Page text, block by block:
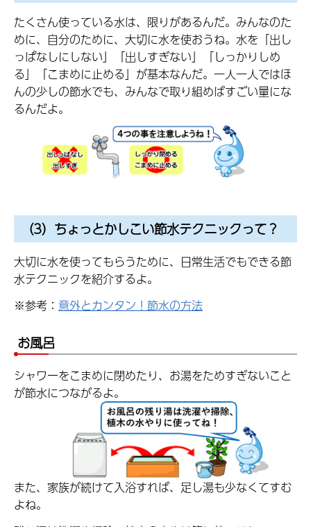
たくさん使っている水は、限りがあるんだ。みんなのた
めに、自分のために、大切に水を使おうね。水を「出し
っぱなしにしない」「出しすぎない」「しっかりしめ
る」「こまめに止める」が基本なんだ。一人一人ではほ
んの少しの節水でも、みんなで取り組めばすごい量にな
るんだよ。
（3）ちょっとかしこい節水テクニックって？
大切に水を使ってもらうために、日常生活でもできる節
水テクニックを紹介するよ。
※参考： 意外とカンタン！節水の方法
お風呂
シャワーをこまめに閉めたり、お湯をためすぎないこと
が節水につながるよ。
また、家族が続けて入浴すれば、足し湯も少なくてすむ
よね。